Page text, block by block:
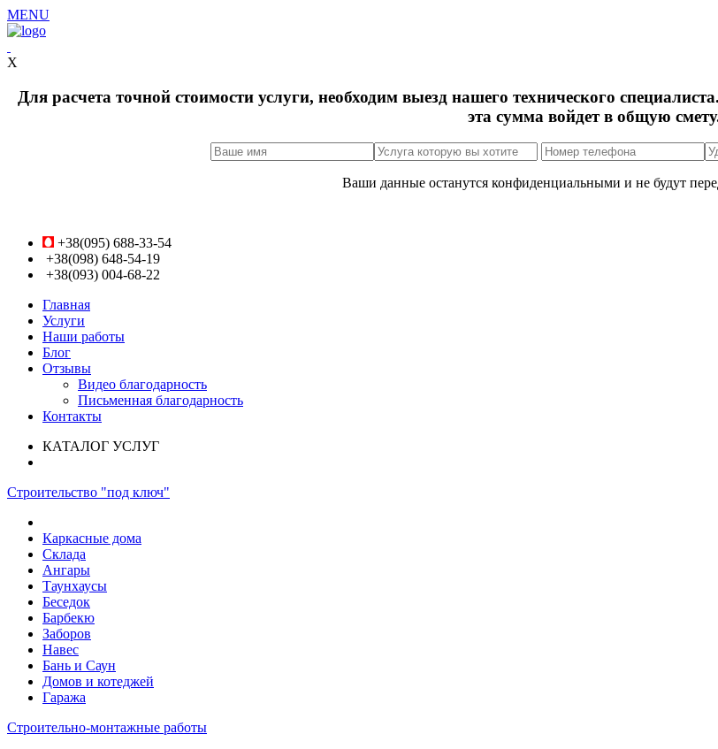
MENU
X
Для расчета точной стоимости услуги, необходим выезд нашего технического
эта сумма войдет в общую
Ваши данные останутся конфиденциальными и не будут
+38(095) 688-33-54
+38(098) 648-54-19
+38(093) 004-68-22
Главная
Услуги
Наши работы
Блог
Отзывы
Видео благодарность
Письменная благодарность
Контакты
КАТАЛОГ УСЛУГ
Строительство "под ключ"
Каркасные дома
Склада
Ангары
Таунхаусы
Беседок
Барбекю
Заборов
Навес
Бань и Саун
Домов и котеджей
Гаража
Строительно-монтажные работы